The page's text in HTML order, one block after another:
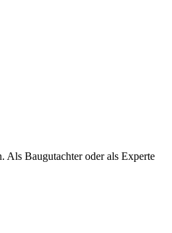
Als Baugutachter oder als Experte